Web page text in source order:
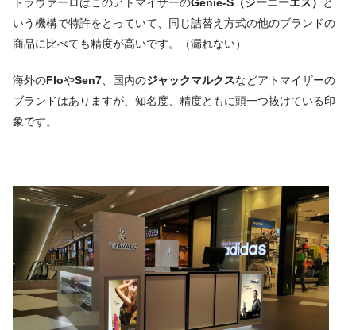
トラヴァーロはこのアトマイザーのGenie-S（ジーニーエス）
と
いう機構で特許をとっていて、同じ詰替え方式の他のブランドの
商品に比べても精度が高いです。（漏れない）
海外の FloやSen7、国内のジャックマルクスなどアトマイザーの
ブランドはありますが、知名度、精度ともに頭一つ抜けている印
象です。